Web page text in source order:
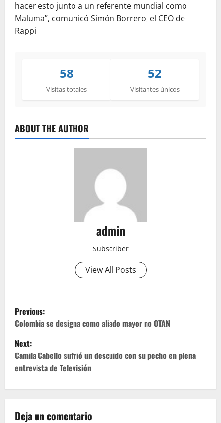
hacer esto junto a un referente mundial como
Maluma”, comunicó Simón Borrero, el CEO de
Rappi.
58
Visitas totales
52
Visitantes únicos
ABOUT THE AUTHOR
admin
Subscriber
View All Posts
P
o
s
t
n
a
Previous:
Colombia se designa como aliado mayor no OTAN
Next:
Camila Cabello sufrió un descuido con su pecho en plena
entrevista de Televisión
Deja un comentario